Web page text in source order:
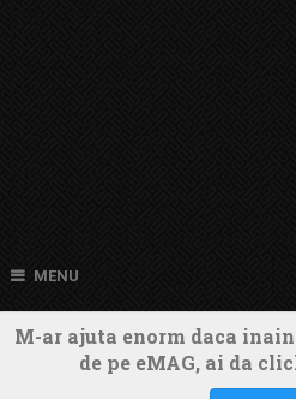
MENU
M-ar ajuta enorm daca
de pe eMAG, ai da